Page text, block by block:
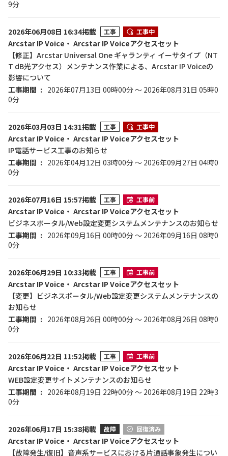
9分
2026年06月08日 16:34掲載 工事 工事中
Arcstar IP Voice・ Arcstar IP Voiceアクセスセット
【修正】Arcstar Universal One ギャランティ イーサタイプ（NT
T dB光アクセス）メンテナンス作業による、Arcstar IP Voiceの
影響について
工事期間
2026年07月13日 00時00分 ～ 2026年08月31日 05時0
0分
2026年03月03日 14:31掲載 工事 工事中
Arcstar IP Voice・ Arcstar IP Voiceアクセスセット
IP電話サービス工事のお知らせ
工事期間
2026年04月12日 03時00分 ～ 2026年09月27日 04時0
0分
2026年07月16日 15:57掲載 工事 工事前
Arcstar IP Voice・ Arcstar IP Voiceアクセスセット
ビジネスポータル/Web設定変更システムメンテナンスのお知らせ
工事期間
2026年09月16日 00時00分 ～ 2026年09月16日 08時0
0分
2026年06月29日 10:33掲載 工事 工事前
Arcstar IP Voice・ Arcstar IP Voiceアクセスセット
【変更】ビジネスポータル/Web設定変更システムメンテナンスの
お知らせ
工事期間
2026年08月26日 00時00分 ～ 2026年08月26日 08時0
0分
2026年06月22日 11:52掲載 工事 工事前
Arcstar IP Voice・ Arcstar IP Voiceアクセスセット
WEB設定変更サイトメンテナンスのお知らせ
工事期間
2026年08月19日 22時00分 ～ 2026年08月19日 22時3
0分
2026年06月17日 15:38掲載 故障 回復済み
Arcstar IP Voice・ Arcstar IP Voiceアクセスセット
【故障発生/復旧】音声系サービスにおける片通話事象発生につい